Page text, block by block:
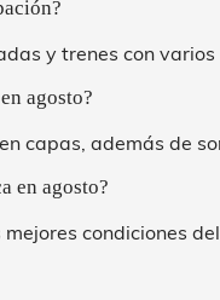
y trenes con
agosto?
capas, además de
en agosto?
condiciones